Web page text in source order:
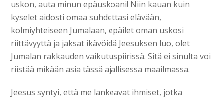
uskon, auta minun epäuskoani! Niin kauan kuin
kyselet aidosti omaa suhdettasi elävään,
kolmiyhteiseen Jumalaan, epäilet oman uskosi
riittävyyttä ja jaksat ikävöidä Jeesuksen luo, olet
Jumalan rakkauden vaikutuspiirissä. Sitä ei sinulta voi
riistää mikään asia tässä ajallisessa maailmassa.
Jeesus syntyi, että me lankeavat ihmiset, jotka